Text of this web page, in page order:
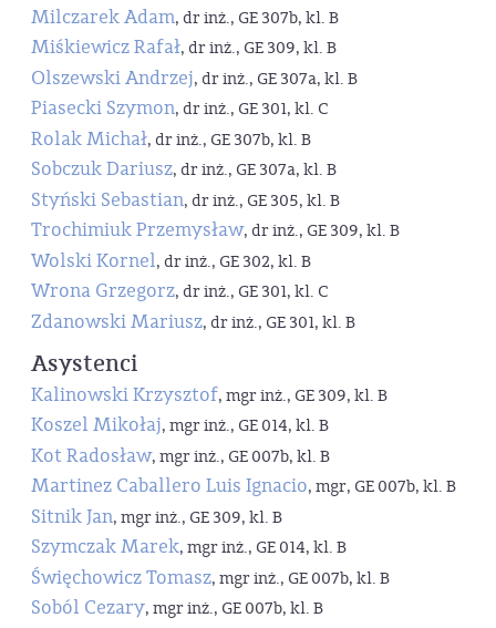
Milczarek Adam, dr inż., GE 307b, kl. B
Miśkiewicz Rafał, dr inż., GE 309, kl. B
Olszewski Andrzej, dr inż., GE 307a, kl. B
Piasecki Szymon, dr inż., GE 301, kl. C
Rolak Michał, dr inż., GE 307b, kl. B
Sobczuk Dariusz, dr inż., GE 307a, kl. B
Styński Sebastian, dr inż., GE 305, kl. B
Trochimiuk Przemysław, dr inż., GE 309, kl. B
Wolski Kornel, dr inż., GE 302, kl. B
Wrona Grzegorz, dr inż., GE 301, kl. C
Zdanowski Mariusz, dr inż., GE 301, kl. B
Asystenci
Kalinowski Krzysztof, mgr inż., GE 309, kl. B
Koszel Mikołaj, mgr inż., GE 014, kl. B
Kot Radosław, mgr inż., GE 007b, kl. B
Martinez Caballero Luis Ignacio, mgr, GE 007b, kl. B
Sitnik Jan, mgr inż., GE 309, kl. B
Szymczak Marek, mgr inż., GE 014, kl. B
Święchowicz Tomasz, mgr inż., GE 007b, kl. B
Soból Cezary, mgr inż., GE 007b, kl. B